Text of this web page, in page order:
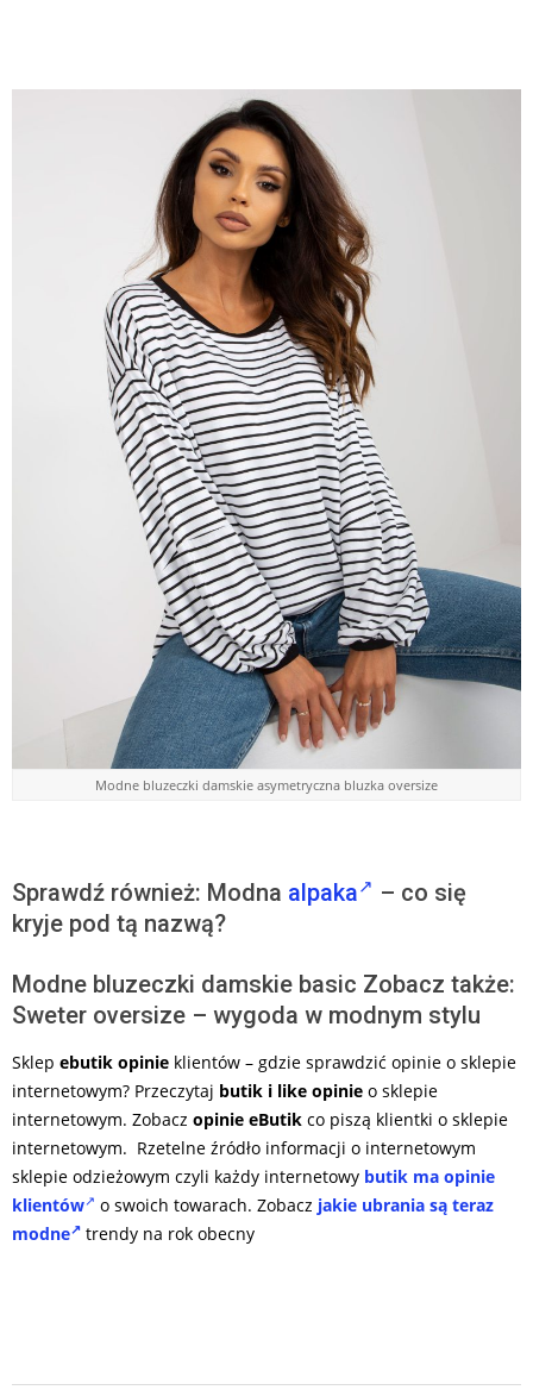
Modne bluzeczki damskie asymetryczna bluzka oversize
Sprawdź również: Modna alpaka
– co się
kryje pod tą nazwą?
Modne bluzeczki damskie basic Zobacz także:
Sweter oversize – wygoda w modnym stylu
Sklep ebutik opinie klientów – gdzie sprawdzić opinie o sklepie
internetowym? Przeczytaj butik i like opinie o sklepie
internetowym. Zobacz opinie eButik co piszą klientki o sklepie
internetowym. Rzetelne źródło informacji o internetowym
sklepie odzieżowym czyli każdy internetowy butik ma opinie
klientów
o swoich towarach. Zobacz jakie ubrania są teraz
modne
trendy na rok obecny